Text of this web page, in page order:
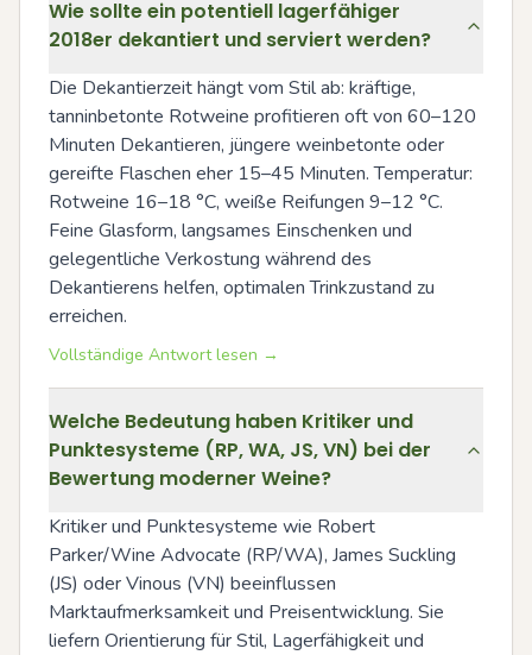
Wie sollte ein potentiell lagerfähiger
2018er dekantiert und serviert werden?
Die Dekantierzeit hängt vom Stil ab: kräftige,
tanninbetonte Rotweine profitieren oft von 60–120
Minuten Dekantieren, jüngere weinbetonte oder
gereifte Flaschen eher 15–45 Minuten. Temperatur:
Rotweine 16–18 °C, weiße Reifungen 9–12 °C.
Feine Glasform, langsames Einschenken und
gelegentliche Verkostung während des
Dekantierens helfen, optimalen Trinkzustand zu
erreichen.
Vollständige Antwort lesen →
Welche Bedeutung haben Kritiker und
Punktesysteme (RP, WA, JS, VN) bei der
Bewertung moderner Weine?
Kritiker und Punktesysteme wie Robert
Parker/Wine Advocate (RP/WA), James Suckling
(JS) oder Vinous (VN) beeinflussen
Marktaufmerksamkeit und Preisentwicklung. Sie
liefern Orientierung für Stil, Lagerfähigkeit und